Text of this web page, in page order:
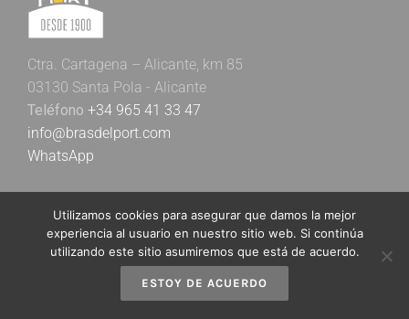
Ctra. Cartagena – Alicante, km 85
03130 Santa Pola - Alicante
Teléfono +34 965 41 33 47
info@brasdelport.com
WhatsApp
Newsletter Bras del Port
Utilizamos cookies para asegurar que damos la mejor
experiencia al usuario en nuestro sitio web. Si continúa
utilizando este sitio asumiremos que está de acuerdo.
ESTOY DE ACUERDO